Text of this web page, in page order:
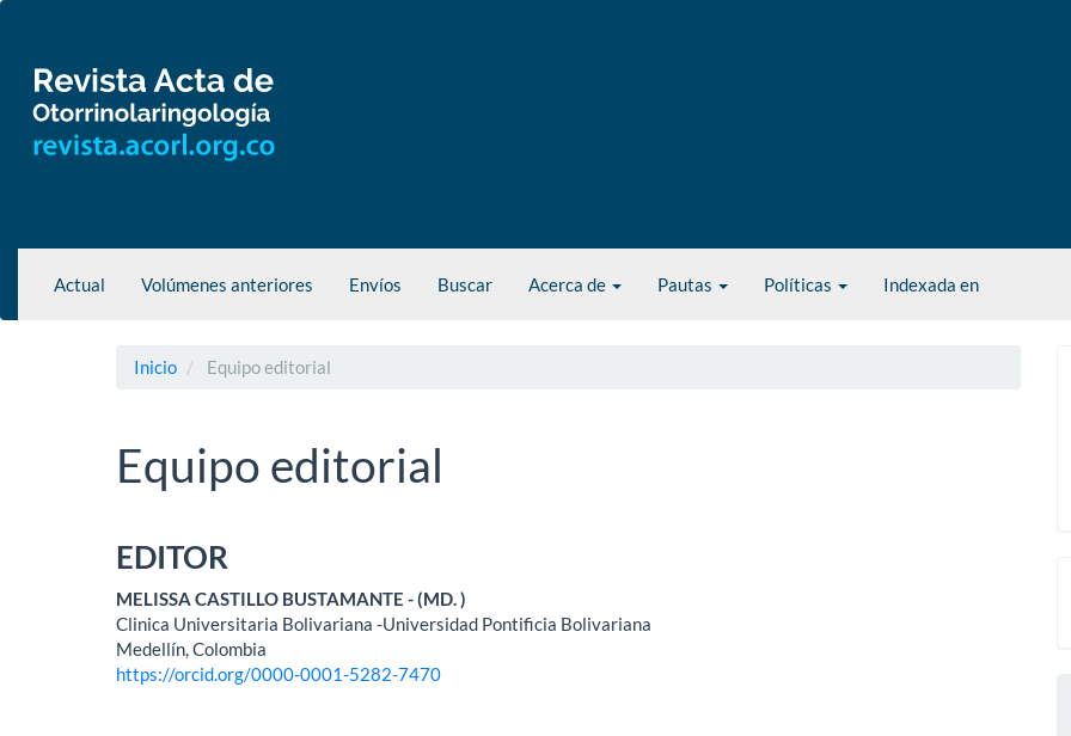
principal
Barra
lateral
Actual Volúmenes anteriores Envíos Buscar Acerca de Pautas Políticas Indexada en
Inicio Equipo editorial
Equipo editorial
EDITOR
MELISSA CASTILLO BUSTAMANTE - (MD. )
Clinica Universitaria Bolivariana -Universidad Pontificia Bolivariana
Medellín, Colombia
https://orcid.org/0000-0001-5282-7470